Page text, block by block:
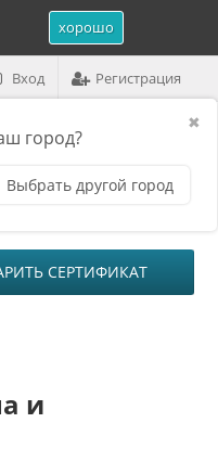
хорошо
✖
город?
Выбрать другой город
Вход Регистрация
на сумму0 ₽
СЕРТИФИКАТ
и